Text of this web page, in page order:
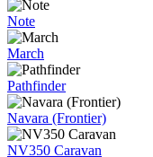
Note
March
Pathfinder
Navara (Frontier)
NV350 Caravan